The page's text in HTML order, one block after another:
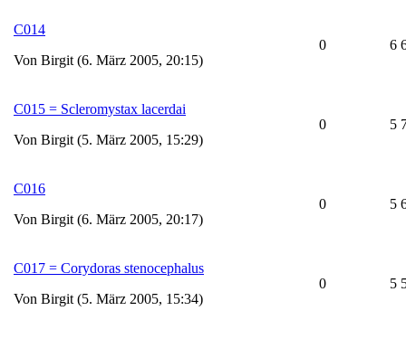
C014
Von Birgit (6. März 2005, 20:15)
0 6
C015 = Scleromystax lacerdai
Von Birgit (5. März 2005, 15:29)
0 5
C016
Von Birgit (6. März 2005, 20:17)
0 5
C017 = Corydoras stenocephalus
Von Birgit (5. März 2005, 15:34)
0 5